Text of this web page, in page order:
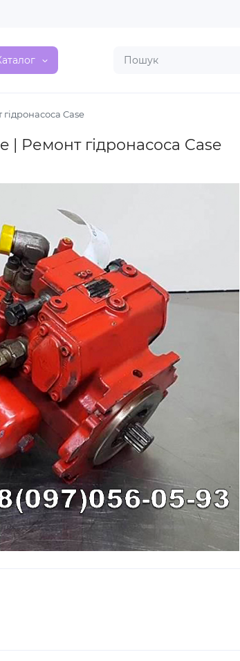
Case
| Ремонт гідронасоса Case